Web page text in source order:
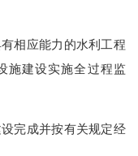
相应能力的水利工程
施建设实施全过程监
完成并按有关规定经